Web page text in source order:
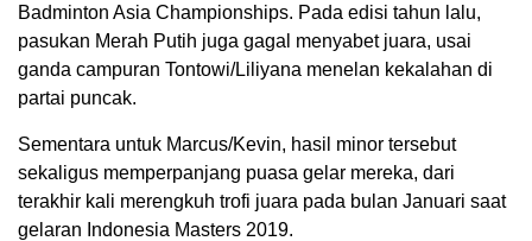
Badminton Asia Championships. Pada edisi tahun lalu,
pasukan Merah Putih juga gagal menyabet juara, usai
ganda campuran Tontowi/Liliyana menelan kekalahan di
partai puncak.
Sementara untuk Marcus/Kevin, hasil minor tersebut
sekaligus memperpanjang puasa gelar mereka, dari
terakhir kali merengkuh trofi juara pada bulan Januari saat
gelaran Indonesia Masters 2019.